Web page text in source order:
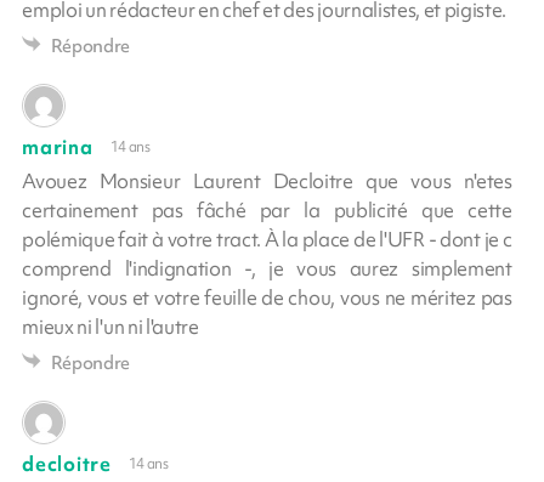
emploi un rédacteur en chef et des journalistes, et pigiste.
Répondre
marina 14 ans
Avouez Monsieur Laurent Decloitre que vous n'etes
certainement pas fâché par la publicité que cette
polémique fait à votre tract. À la place de l'UFR - dont je c
comprend l'indignation -, je vous aurez simplement
ignoré, vous et votre feuille de chou, vous ne méritez pas
mieux ni l'un ni l'autre
Répondre
decloitre 14 ans